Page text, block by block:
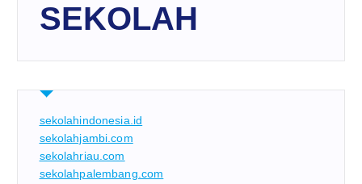
SEKOLAH
sekolahindonesia.id
sekolahjambi.com
sekolahriau.com
sekolahpalembang.com